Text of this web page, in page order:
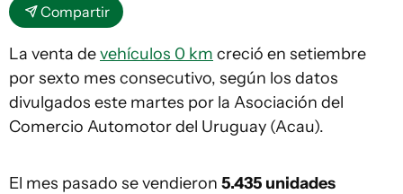
Compartir
La venta devehículos 0 km creció en setiembre
por sexto mes consecutivo, según los datos
divulgados este martes por la Asociación del
Comercio Automotor del Uruguay (Acau).
El mes pasado se vendieron 5.435 unidades